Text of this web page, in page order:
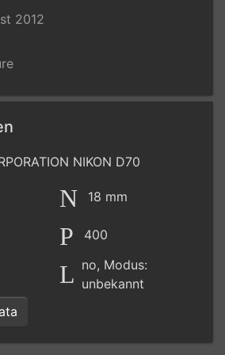
2012
NIKON D70
18 mm
400
no, Modus:
unbekannt